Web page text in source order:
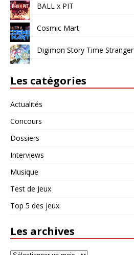
BALL x PIT
Cosmic Mart
Digimon Story Time Stranger
Les catégories
Actualités
Concours
Dossiers
Interviews
Musique
Test de Jeux
Top 5 des jeux
Les archives